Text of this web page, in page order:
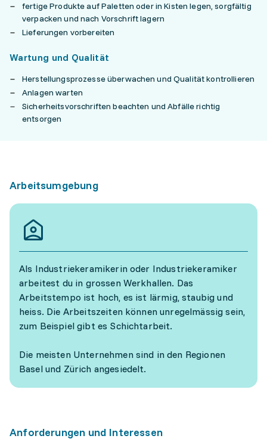
fertige Produkte auf Paletten oder in Kisten legen, sorgfältig
verpacken und nach Vorschrift lagern
Lieferungen vorbereiten
Wartung und Qualität
Herstellungsprozesse überwachen und Qualität kontrollieren
Anlagen warten
Sicherheitsvorschriften beachten und Abfälle richtig
entsorgen
Arbeitsumgebung
Als Industriekeramikerin oder Industriekeramiker
arbeitest du in grossen Werkhallen. Das
Arbeitstempo ist hoch, es ist lärmig, staubig und
heiss. Die Arbeitszeiten können unregelmässig sein,
zum Beispiel gibt es Schichtarbeit.
Die meisten Unternehmen sind in den Regionen
Basel und Zürich angesiedelt.
Anforderungen und Interessen